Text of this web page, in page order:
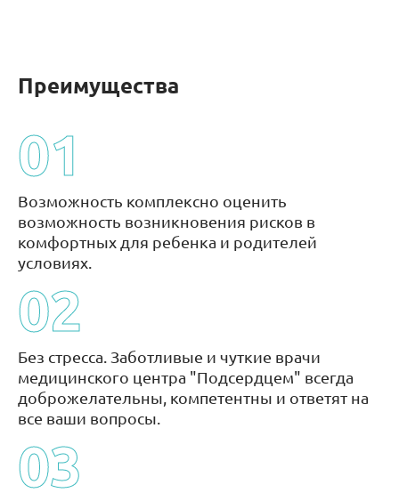
Преимущества
01
Возможность комплексно оценить
возможность возникновения рисков в
комфортных для ребенка и родителей
условиях.
02
Без стресса. Заботливые и чуткие врачи
медицинского центра "Подсердцем" всегда
доброжелательны, компетентны и ответят на
все ваши вопросы.
03